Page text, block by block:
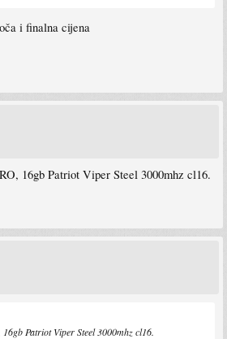
i finalna cijena
16gb Patriot Viper Steel 3000mhz cl16.
Patriot Viper Steel 3000mhz cl16.